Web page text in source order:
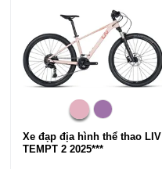
Xe đạp địa hình thể thao LIV
TEMPT 2 2025***